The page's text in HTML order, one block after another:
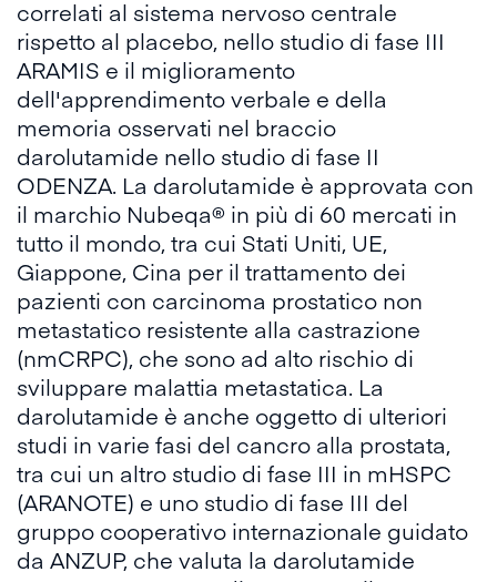
correlati al sistema nervoso centrale
rispetto al placebo, nello studio di fase III
ARAMIS e il miglioramento
dell'apprendimento verbale e della
memoria osservati nel braccio
darolutamide nello studio di fase II
ODENZA. La darolutamide è approvata con
il marchio Nubeqa® in più di 60 mercati in
tutto il mondo, tra cui Stati Uniti, UE,
Giappone, Cina per il trattamento dei
pazienti con carcinoma prostatico non
metastatico resistente alla castrazione
(nmCRPC), che sono ad alto rischio di
sviluppare malattia metastatica. La
darolutamide è anche oggetto di ulteriori
studi in varie fasi del cancro alla prostata,
tra cui un altro studio di fase III in mHSPC
(ARANOTE) e uno studio di fase III del
gruppo cooperativo internazionale guidato
da ANZUP, che valuta la darolutamide